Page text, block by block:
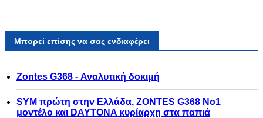
Μπορεί επίσης να σας ενδιαφέρει
Zontes G368 - Αναλυτική δοκιμή
SYM πρώτη στην Ελλάδα, ZONTES G368 Νο1
μοντέλο και DAYTONA κυρίαρχη στα παπιά